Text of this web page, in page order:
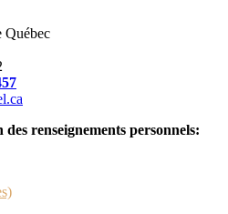
Québec
renseignements personnels: